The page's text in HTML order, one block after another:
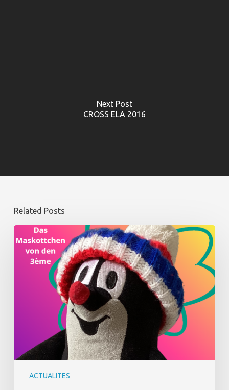
Next Post
CROSS ELA 2016
Related Posts
ACTUALITES
Winter
dem
Maskottchen
Deutschklasse